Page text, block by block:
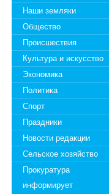
Наши земляки
Общество
Происшествия
Культура и искусство
Экономика
Политика
Спорт
Праздники
Новости редакции
Сельское хозяйство
Прокуратура
информирует